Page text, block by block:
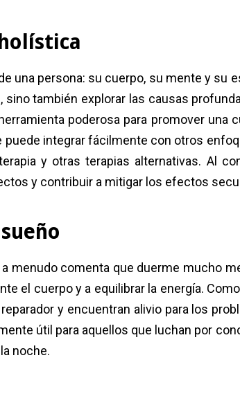
una persona: su cuerpo, su mente y su
también explorar las causas
poderosa para promover una
puede integrar fácilmente con otros
y otras terapias alternativas. Al
y contribuir a mitigar los efectos
menudo comenta que duerme mucho
el cuerpo y a equilibrar la energía.
y encuentran alivio para los
útil para aquellos que luchan por
noche.